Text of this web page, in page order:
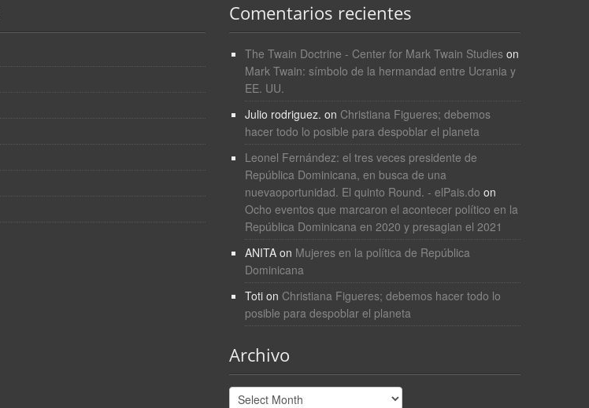
Comentarios recientes
The Twain Doctrine - Center for Mark Twain Studies on
Mark Twain: símbolo de la hermandad entre Ucrania y
EE. UU.
Julio rodriguez. on Christiana Figueres; debemos
hacer todo lo posible para despoblar el planeta
Leonel Fernández: el tres veces presidente de
República Dominicana, en busca de una
nuevaoportunidad. El quinto Round. - elPais.do on
Ocho eventos que marcaron el acontecer político en la
República Dominicana en 2020 y presagian el 2021
ANITA on Mujeres en la política de República
Dominicana
Toti on Christiana Figueres; debemos hacer todo lo
posible para despoblar el planeta
Archivo
Archivo